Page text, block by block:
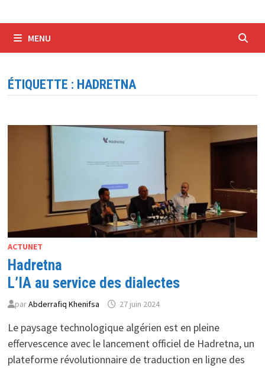
MENU
ÉTIQUETTE : HADRETNA
ACTUNET
Hadretna
L’IA au service des dialectes
parAbderrafiq Khenifsa 27 juin 2024
Le paysage technologique algérien est en pleine
effervescence avec le lancement officiel de Hadretna, un
plateforme révolutionnaire de traduction en ligne des